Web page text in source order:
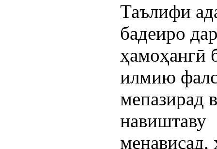
Таълифи
бадеиро
ҳамоҳангӣ
илмию
мепазирад
навиштаву
менависад,